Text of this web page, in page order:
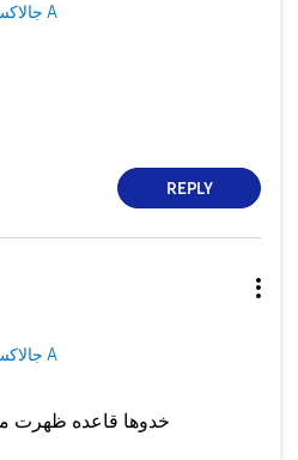
جالاكسى A
REPLY
جالاكسى A
خدوها قاعده ظهرت